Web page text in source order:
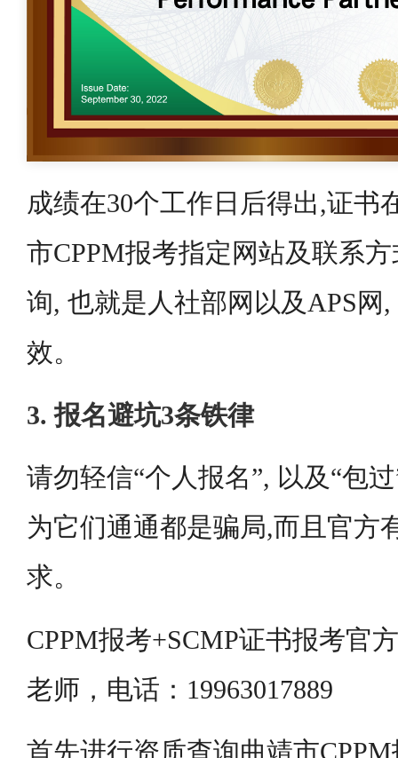
成绩在30个工作日后得出,证书
市CPPM报考指定网站及联系
询, 也就是人社部网以及APS网
效。
3. 报名避坑3条铁律
请勿轻信“个人报名”, 以及“包
为它们通通都是骗局,而且官方
求。
CPPM报考+SCMP证书报考官
老师，电话：19963017889
首先进行资质查询曲靖市